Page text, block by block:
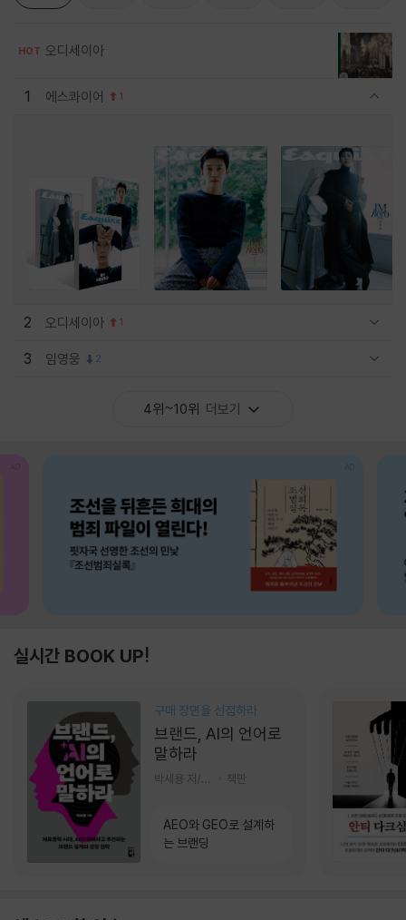
HOT 오디세이아
1 에스콰이어 1
2 오디세이아 1
3 임영웅 2
4위~10위 더보기
실시간 BOOK UP!
구매 장면을 선점하라
브랜드, AI의 언어로
말하라
책만
AEO와 GEO로 설계하
는 브랜딩